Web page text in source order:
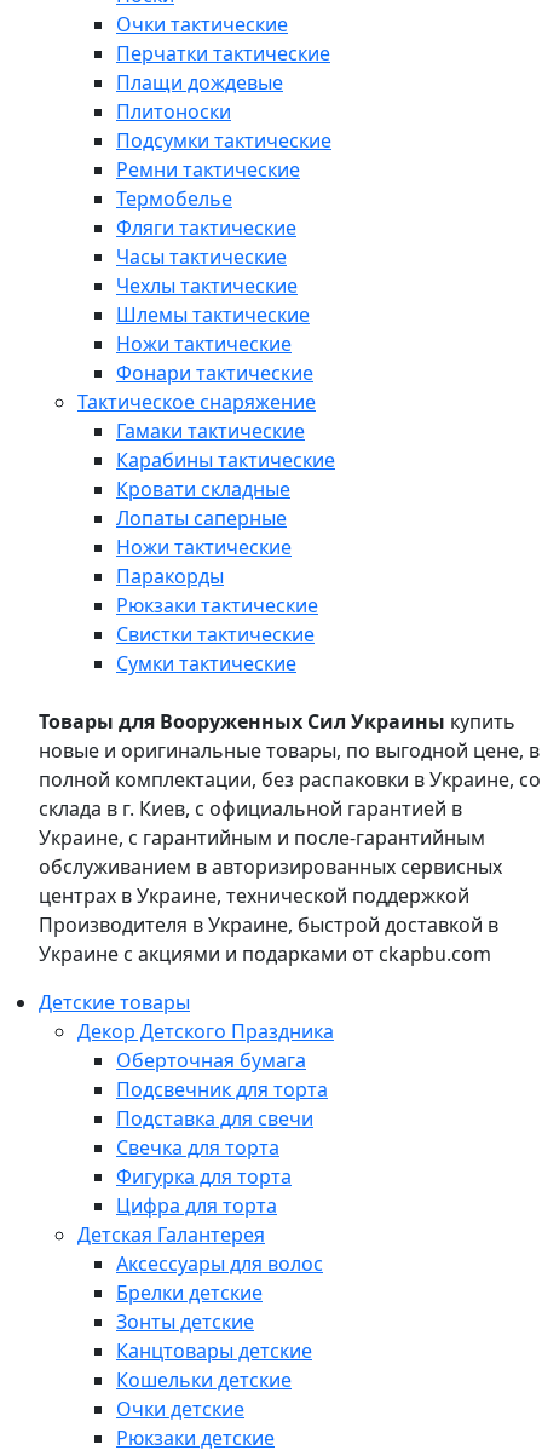
Очки тактические
Перчатки тактические
Плащи дождевые
Плитоноски
Подсумки тактические
Ремни тактические
Термобелье
Фляги тактические
Часы тактические
Чехлы тактические
Шлемы тактические
Ножи тактические
Фонари тактические
Тактическое снаряжение
Гамаки тактические
Карабины тактические
Кровати складные
Лопаты саперные
Ножи тактические
Паракорды
Рюкзаки тактические
Свистки тактические
Сумки тактические
Товары для Вооруженных Сил Украины купить
новые и оригинальные товары, по выгодной цене, в
полной комплектации, без распаковки в Украине, со
склада в г. Киев, с официальной гарантией в
Украине, с гарантийным и после-гарантийным
обслуживанием в авторизированных сервисных
центрах в Украине, технической поддержкой
Производителя в Украине, быстрой доставкой в
Украине с акциями и подарками от ckapbu.com
Детские товары
Декор Детского Праздника
Оберточная бумага
Подсвечник для торта
Подставка для свечи
Свечка для торта
Фигурка для торта
Цифра для торта
Детская Галантерея
Аксессуары для волос
Брелки детские
Зонты детские
Канцтовары детские
Кошельки детские
Очки детские
Рюкзаки детские